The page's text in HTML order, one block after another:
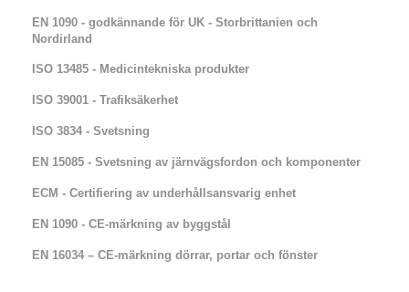
EN 1090 - godkännande för UK - Storbrittanien och
Nordirland​​
ISO 13485 - Medicintekniska produkter
ISO 39001 - Trafiksäkerhet
ISO 3834 - Svetsning
EN 15085 - Svetsning av järnvägsfordon och komponenter
ECM - Certifiering av underhållsansvarig enhet
EN 1090 - CE-märkning av byggstål
EN 16034 – CE-märkning dörrar, portar och fönster​​